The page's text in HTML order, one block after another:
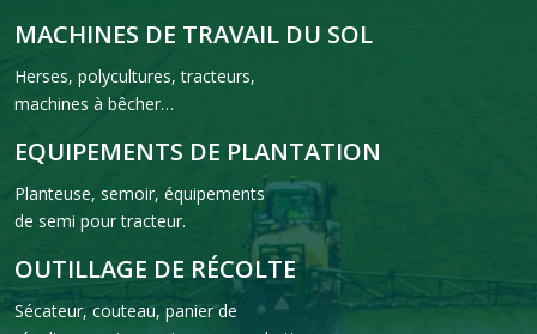
MACHINES DE TRAVAIL DU SOL
Herses, polycultures, tracteurs,
machines à bêcher…
EQUIPEMENTS DE PLANTATION
Planteuse, semoir, équipements
de semi pour tracteur.
OUTILLAGE DE RÉCOLTE
Sécateur, couteau, panier de